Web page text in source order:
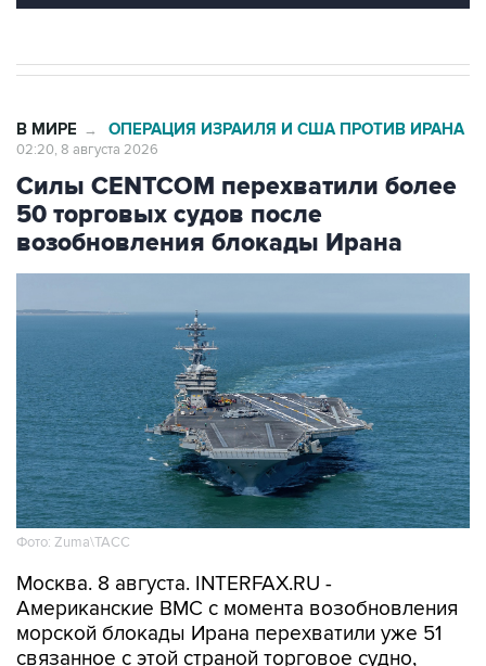
В МИРЕ → ОПЕРАЦИЯ ИЗРАИЛЯ И США ПРОТИВ ИРАНА
02:20, 8 августа 2026
Силы CENTCOM перехватили более
50 торговых судов после
возобновления блокады Ирана
Фото: Zuma\ТАСС
Москва. 8 августа. INTERFAX.RU -
Американские ВМС с момента возобновления
морской блокады Ирана перехватили уже 51
связанное с этой страной торговое судно,